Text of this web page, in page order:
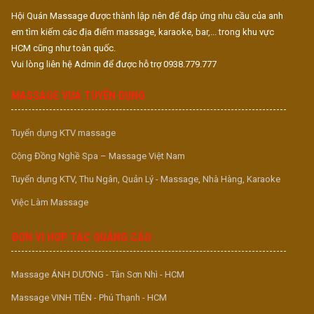
Thôi thì nói nhiều không bằng để quý ae tận mắt đánh giá mớ hình
em chụp, có đánh giá gì thì cứ góp ý trong phần cmt cho em biết
luôn.
dâm cô nương cũng có luôn, Anh Em vào thế nào cũng hạp gu với
( Và Còn Rất Nhiều Bé Nữa)
Tới Phần Giá Vé – Thành Đô mang chất lượng Cao Cấp phục vụ
hợp thì Book luôn luôn cho nó nóng:
Hội Quán Massage được thành lập nên để đáp ứng nhu cầu của anh
em tìm kiếm các địa điểm massage, karaoke, bar,... trong khu vực
HCM cũng như toàn quốc.
Vui lòng liên hệ Admin để được hỗ trợ 0938.779.777
MASSAGE VUA TUYỂN DỤNG
Tuyển dụng KTV massage
Cộng Đồng Nghề Spa – Massage Việt Nam
Tuyển dụng KTV, Thu Ngân, Quản Lý - Massage, Nhà Hàng, Karaoke
Việc Làm Massage
ĐƠN VỊ HỢP TÁC QUẢNG CÁO
Massage ÁNH DƯƠNG - Tân Sơn Nhì - HCM
Massage VINH TIÊN - Phú Thạnh - HCM